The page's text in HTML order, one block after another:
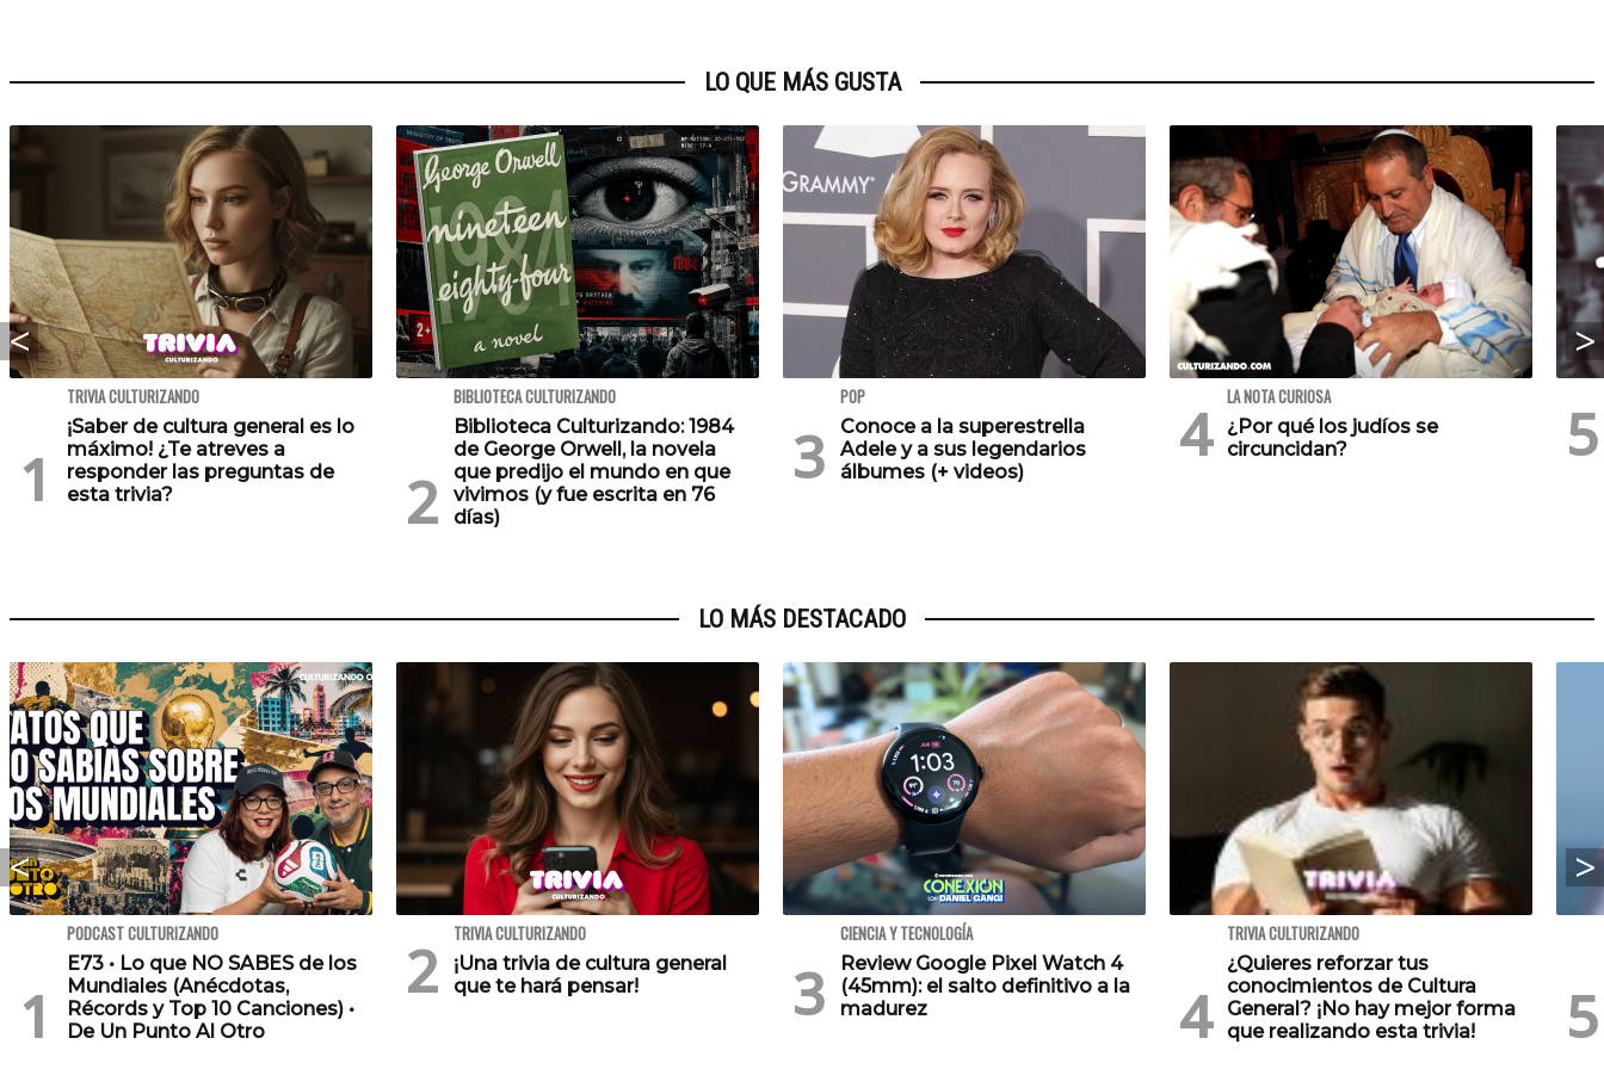
LO QUE MÁS GUSTA
TRIVIA CULTURIZANDO
¡Saber de cultura general es lo
máximo! ¿Te atreves a
responder las preguntas de
esta trivia?
BIBLIOTECA CULTURIZANDO
Biblioteca Culturizando: 1984
de George Orwell, la novela
que predijo el mundo en que
vivimos (y fue escrita en 76
días)
POP
Conoce a la superestrella
Adele y a sus legendarios
álbumes (+ videos)
LA NOTA CURIOSA
¿Por qué los judíos se
circuncidan?
LO MÁS DESTACADO
PODCAST CULTURIZANDO
E73 • Lo que NO SABES de los
Mundiales (Anécdotas,
Récords y Top 10 Canciones) •
De Un Punto Al Otro
TRIVIA CULTURIZANDO
¡Una trivia de cultura general
que te hará pensar!
CIENCIA Y TECNOLOGÍA
Review Google Pixel Watch 4
(45mm): el salto definitivo a la
madurez
TRIVIA CULTURIZANDO
¿Quieres reforzar tus
conocimientos de Cultura
General? ¡No hay mejor forma
que realizando esta trivia!